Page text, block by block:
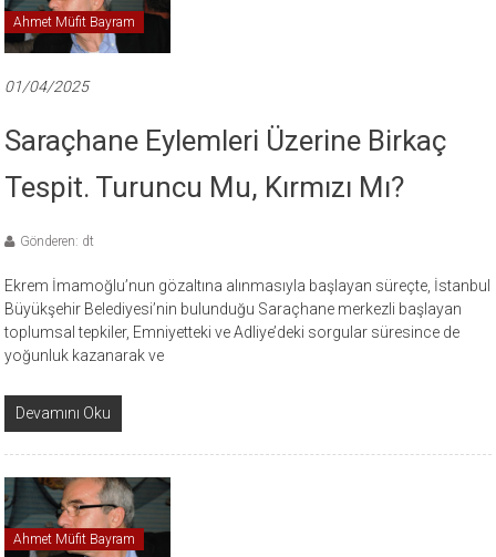
Ahmet Müfit Bayram
01/04/2025
Saraçhane Eylemleri Üzerine Birkaç
Tespit. Turuncu Mu, Kırmızı Mı?
Gönderen: dt
Ekrem İmamoğlu’nun gözaltına alınmasıyla başlayan süreçte, İstanbul
Büyükşehir Belediyesi’nin bulunduğu Saraçhane merkezli başlayan
toplumsal tepkiler, Emniyetteki ve Adliye’deki sorgular süresince de
yoğunluk kazanarak ve
Devamını Oku
Ahmet Müfit Bayram